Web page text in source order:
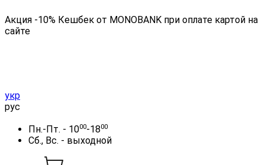
Акция -10% Кешбек от MONOBANK при оплате картой на
сайте
укр
рус
Пн.-Пт. - 1000-1800
Сб., Вс. - выходной